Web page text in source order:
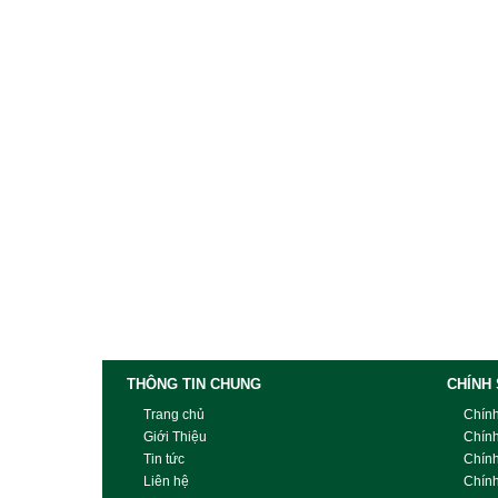
THÔNG TIN CHUNG
Trang chủ
Giới Thiệu
Tin tức
Liên hệ
CHÍNH